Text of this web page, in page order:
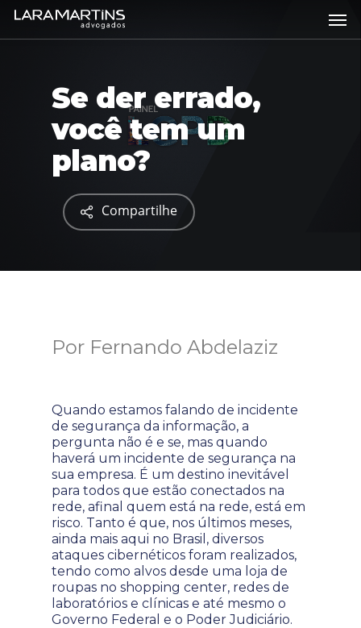
Skip
main
Se der errado,
você tem um
plano?
Compartilhe
Por Fernando Abdelaziz
Quando estamos falando de incidente
de segurança da informação, a
pergunta não é e se, mas quando
haverá um incidente de segurança na
sua empresa. É um destino inevitável
para todos que estão conectados na
rede, afinal quem está na rede, está em
risco. Tanto é que, nos últimos meses,
ainda mais aqui no Brasil, diversos
ataques cibernéticos foram realizados,
tendo como alvos desde uma loja de
roupas no shopping center, redes de
laboratórios e clínicas e até mesmo o
Governo Federal e o Poder Judiciário.